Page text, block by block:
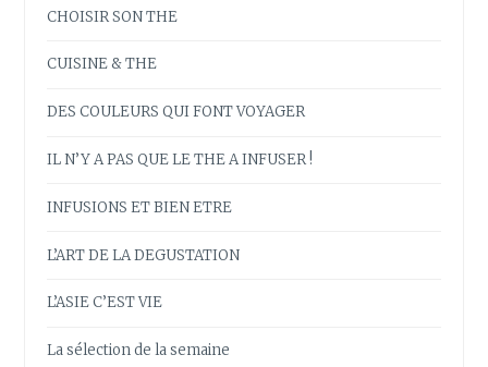
CHOISIR SON THE
CUISINE & THE
DES COULEURS QUI FONT VOYAGER
IL N’Y A PAS QUE LE THE A INFUSER !
INFUSIONS ET BIEN ETRE
L’ART DE LA DEGUSTATION
L’ASIE C’EST VIE
La sélection de la semaine